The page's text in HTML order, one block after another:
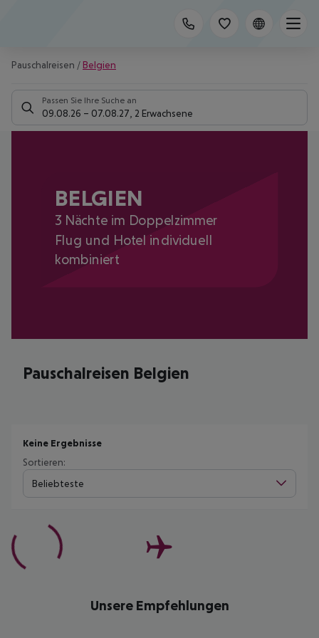
Pauschalreisen / Belgien
Passen Sie Ihre Suche an
09.08.26 – 07.08.27 2 Erwachsene
BELGIEN
3 Nächte im Doppelzimmer
Flug und Hotel individuell
kombiniert
Pauschalreisen Belgien
Keine Ergebnisse
Sortieren:
Beliebteste
Unsere Empfehlungen